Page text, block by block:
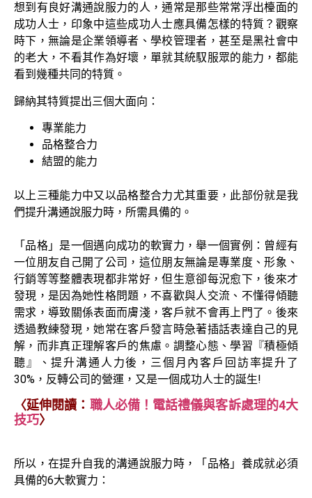
想到有良好溝通說服力的人，通常是那些常常浮出檯面的
成功人士，印象中這些成功人士應具備怎樣的特質？觀察
時下，無論是企業領導者、學校管理者，甚至是黑社會中
的老大，不看其作為好壞，單就其統馭服眾的能力，都能
看到幾種共同的特質。
歸納其特質提出三個大面向：
專業能力
品格整合力
結盟的能力
以上三種能力中又以品格整合力尤其重要，此部份就是我
們提升溝通說服力時，所需具備的。
「品格」是一個邁向成功的軟實力，舉一個實例：曾經有
一位朋友自己開了公司，這位朋友無論是專業度、形象、
行銷等等整體表現都非常好，但生意卻每況愈下，後來才
發現，是因為她性格問題，不喜歡與人交流、不懂得傾聽
需求，導致關係表面而膚淺，客戶就不會再上門了。後來
透過教練發現，她常在客戶發言時急著插話表達自己的見
解，而非真正理解客戶的焦慮。調整心態、學習『積極傾
聽』、提升溝通人力後，三個月內客戶回訪率提升了
30%，反轉公司的營運，又是一個成功人士的誕生!
〈延伸閱讀： 職人必備！電話禮儀與客訴處理的4大
技巧〉
所以，在提升自我的溝通說服力時，「品格」養成就必須
具備的6大軟實力：